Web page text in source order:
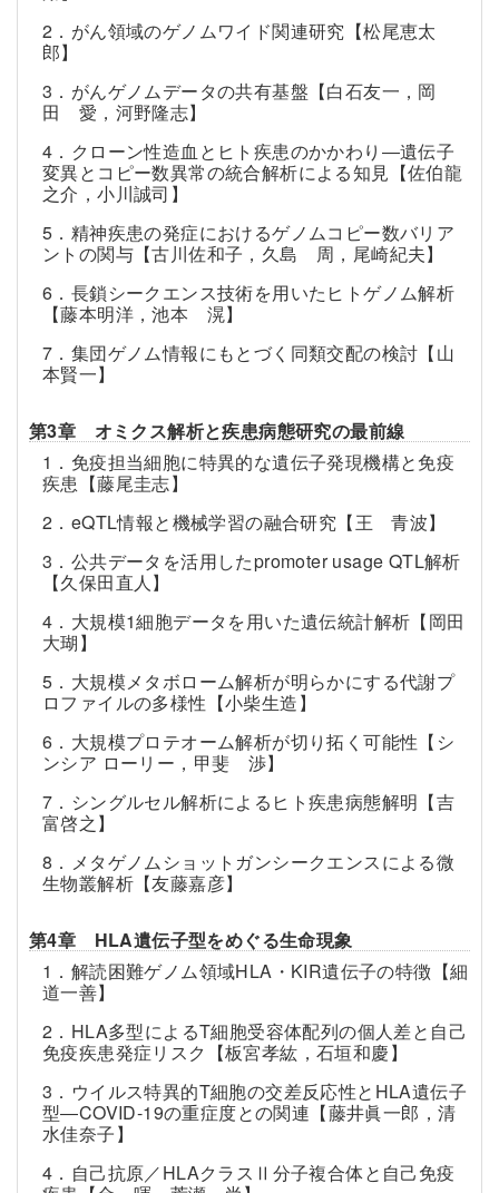
2．がん領域のゲノムワイド関連研究【松尾恵太
郎】
3．がんゲノムデータの共有基盤【白石友一，岡
田 愛，河野隆志】
4．クローン性造血とヒト疾患のかかわり―遺伝子
変異とコピー数異常の統合解析による知見【佐伯龍
之介，小川誠司】
5．精神疾患の発症におけるゲノムコピー数バリア
ントの関与【古川佐和子，久島 周，尾崎紀夫】
6．長鎖シークエンス技術を用いたヒトゲノム解析
【藤本明洋，池本 滉】
7．集団ゲノム情報にもとづく同類交配の検討【山
本賢一】
第3章 オミクス解析と疾患病態研究の最前線
1．免疫担当細胞に特異的な遺伝子発現機構と免疫
疾患【藤尾圭志】
2．eQTL情報と機械学習の融合研究【王 青波】
3．公共データを活用したpromoter usage QTL解析
【久保田直人】
4．大規模1細胞データを用いた遺伝統計解析【岡田
大瑚】
5．大規模メタボローム解析が明らかにする代謝プ
ロファイルの多様性【小柴生造】
6．大規模プロテオーム解析が切り拓く可能性【シ
ンシア ローリー，甲斐 渉】
7．シングルセル解析によるヒト疾患病態解明【吉
富啓之】
8．メタゲノムショットガンシークエンスによる微
生物叢解析【友藤嘉彦】
第4章 HLA遺伝子型をめぐる生命現象
1．解読困難ゲノム領域HLA・KIR遺伝子の特徴【細
道一善】
2．HLA多型によるT細胞受容体配列の個人差と自己
免疫疾患発症リスク【板宮孝紘，石垣和慶】
3．ウイルス特異的T細胞の交差反応性とHLA遺伝子
型―COVID-19の重症度との関連【藤井眞一郎，清
水佳奈子】
4．自己抗原／HLAクラスⅡ分子複合体と自己免疫